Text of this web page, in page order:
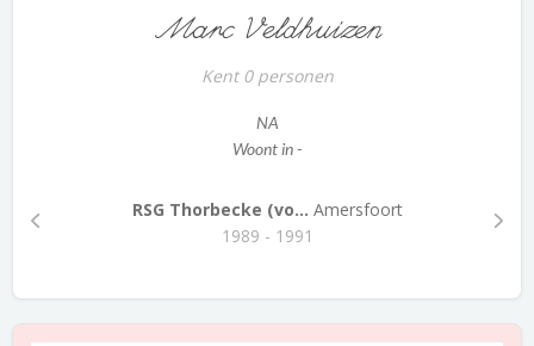
Marc Veldhuizen
Kent 0 personen
NA
Woont in -
RSG Thorbecke (vo... Amersfoort
1989 - 1991